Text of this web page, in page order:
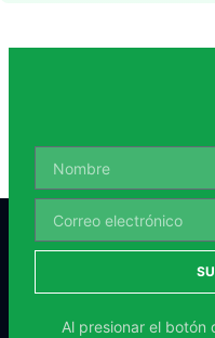
Al presionar el botón